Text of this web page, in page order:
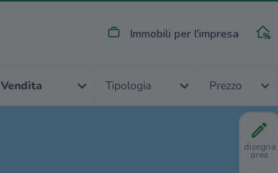
Immobili per l'impresa
Vendita Tipologia Prezzo
disegna
area